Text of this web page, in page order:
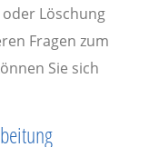
Löschung
Fragen zum
Sie sich